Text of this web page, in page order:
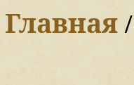
Главная/